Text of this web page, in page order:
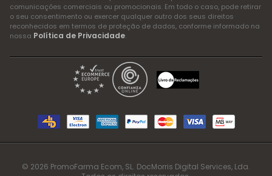
comunicações comerciais ou promocionais. Em todo o caso, pode retirar
o seu consentimento ou exercer qualquer outro dos seus direitos
reconhecidos em termos de proteção de dados, conforme informado na
nossa Política de Privacidade.
© 2026 PromoFarma Ecom, SL. DocMorris Digital Services, Lda.